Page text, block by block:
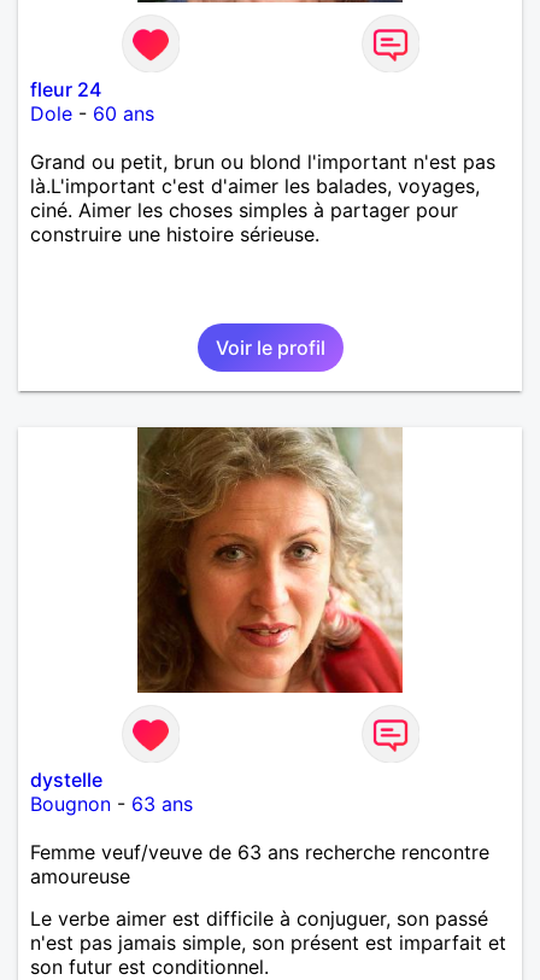
fleur 24
Dole - 60 ans
Grand ou petit, brun ou blond l'important n'est pas
là.L'important c'est d'aimer les balades, voyages,
ciné. Aimer les choses simples à partager pour
construire une histoire sérieuse.
Voir le profil
dystelle
Bougnon - 63 ans
Femme veuf/veuve de 63 ans recherche rencontre
amoureuse
Le verbe aimer est difficile à conjuguer, son passé
n'est pas jamais simple, son présent est imparfait et
son futur est conditionnel.